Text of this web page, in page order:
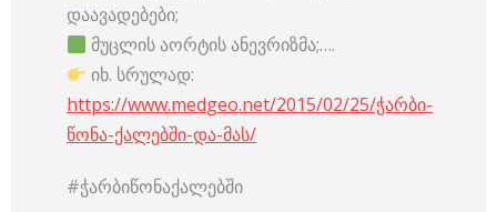
დაავადებები;
მუცლის აორტის ანევრიზმა;….
იხ. სრულად:
https://www.medgeo.net/2015/02/25/ჭარბი-
წონა-ქალებში-და-მას/
#ჭარბიწონაქალებში